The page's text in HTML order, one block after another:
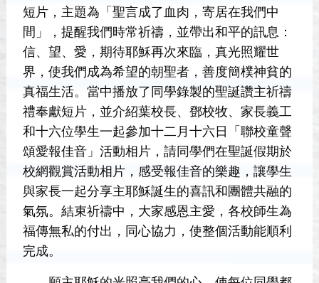
短片，主題為「聖言成了血肉，寄居在我們中
間」，提醒我們時常祈禱，並帶出和平的訊息：
信、望、愛，期待耶穌再次來臨，真光照耀世
界，使我們成為希望的朝聖者，善度簡樸神貧的
真福生活。當中播放了同學錄製的聖誕讚主祈禱
禮奉獻短片，並介紹葉校長、鄧校牧、家長義工
和十六位學生一起參加十二月十六日「聯校童聲
頌愛報佳音」活動相片，請同學們在聖誕假期於
校網觀賞活動相片，感受報佳音的樂趣，讓學生
與家長一起分享主耶穌誕生的喜訊和團體共融的
氣氛。結束祈禱中，大家感恩主愛，各校師生為
福傳無私的付出，同心協力，使整個活動能順利
完成。